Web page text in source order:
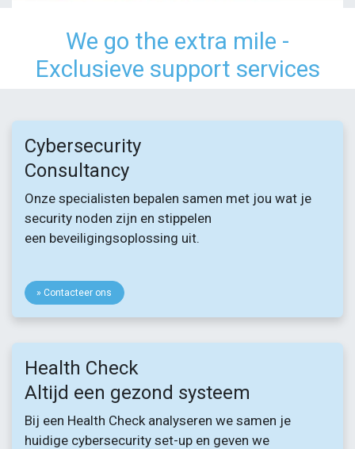
We go the extra mile -
Exclusieve support services
Cybersecurity
Consultancy
Onze specialisten bepalen samen met jou wat je
security noden zijn en stippelen
een beveiligingsoplossing uit.
» Contacteer ons
Health Check
Altijd een gezond systeem
Bij een Health Check analyseren we samen je
huidige cybersecurity set-up en geven we